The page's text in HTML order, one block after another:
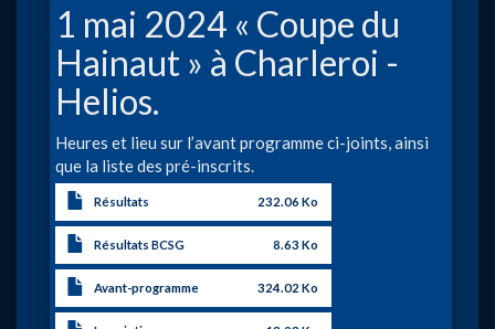
1 mai 2024 « Coupe du
Hainaut » à Charleroi -
Helios.
Heures et lieu sur l’avant programme ci-joints, ainsi
que la liste des pré-inscrits.
Résultats 232.06 Ko
Résultats BCSG 8.63 Ko
Avant-programme 324.02 Ko